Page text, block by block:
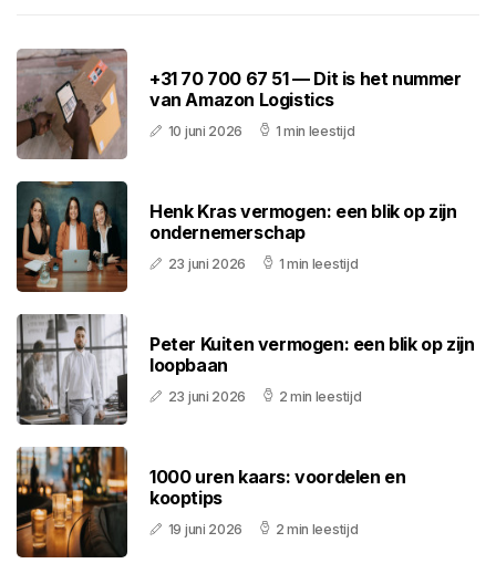
+31 70 700 67 51 — Dit is het nummer
van Amazon Logistics
10 juni 2026 1 min leestijd
Henk Kras vermogen: een blik op zijn
ondernemerschap
23 juni 2026 1 min leestijd
Peter Kuiten vermogen: een blik op zijn
loopbaan
23 juni 2026 2 min leestijd
1000 uren kaars: voordelen en
kooptips
19 juni 2026 2 min leestijd